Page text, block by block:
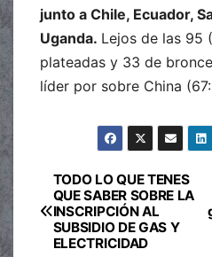
junto a Chile, Ecuador,
Uganda. Lejos de las 95
plateadas y 33 de
líder por sobre China
Navegación
de
TODO LO QUE TENES
QUE SABER SOBRE LA
INSCRIPCIÓN AL
SUBSIDIO DE GAS Y
ELECTRICIDAD